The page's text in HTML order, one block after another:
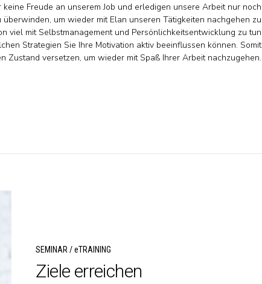
Freude an unserem Job und erledigen unsere Arbeit nur noch
um wieder mit Elan unseren Tätigkeiten nachgehen zu
viel mit Selbstmanagement und Persönlichkeitsentwicklung zu tun
Strategien Sie Ihre Motivation aktiv beeinflussen können. Somit
Zustand versetzen, um wieder mit Spaß Ihrer Arbeit nachzugehen.
SEMINAR / eTRAINING
Ziele erreichen